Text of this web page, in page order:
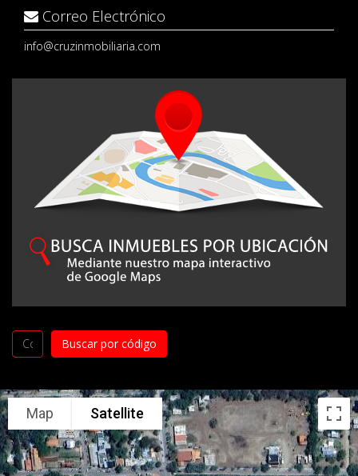
Correo Electrónico
info@cruzinmobiliaria.com
Map Satellite